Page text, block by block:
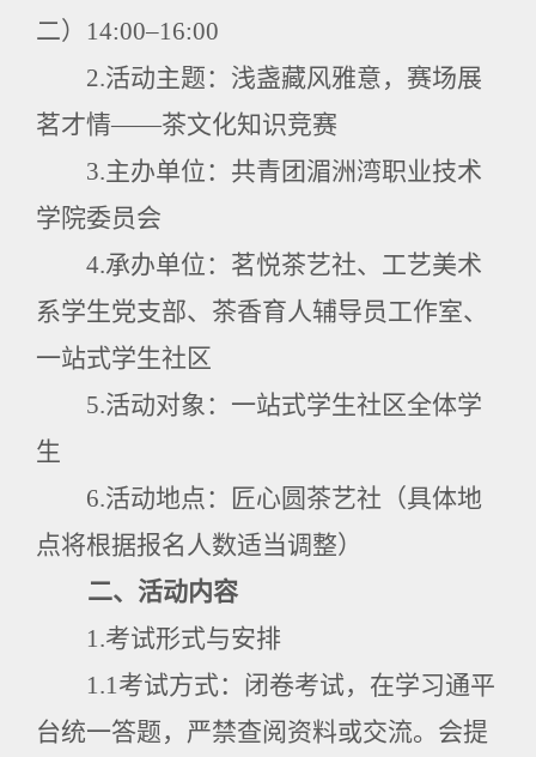
二） 14:00–16:00
2.活动主题：浅盏藏风雅意，赛场展
茗才情——茶文化知识竞赛
3.主办单位：共青团湄洲湾职业技术
学院委员会
4.承办单位：茗悦茶艺社、工艺美术
系学生党支部、茶香育人辅导员工作室、
一站式学生社区
5.活动对象：一站式学生社区全体学
生
6.活动地点：匠心圆茶艺社（具体地
点将根据报名人数适当调整）
二、活动内容
1.考试形式与安排
1.1考试方式：闭卷考试，在学习通平
台统一答题，严禁查阅资料或交流。会提